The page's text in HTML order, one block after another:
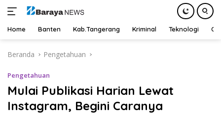
Home Banten Kab.Tangerang Kriminal Teknologi
Beranda Pengetahuan
Pengetahuan
Mulai Publikasi Harian Lewat
Instagram, Begini Caranya